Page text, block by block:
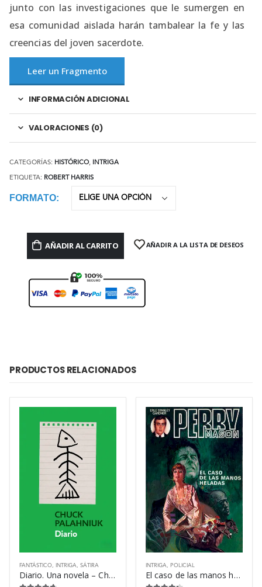
junto con las investigaciones que le sumergen en
esa comunidad aislada harán tambalear la fe y las
creencias del joven sacerdote.
Leer un Fragmento
INFORMACIÓN ADICIONAL
VALORACIONES (0)
CATEGORÍAS: HISTÓRICO, INTRIGA
ETIQUETA: ROBERT HARRIS
FORMATO
AÑADIR AL CARRITO AÑADIR A LA LISTA DE DESEOS
PRODUCTOS RELACIONADOS
FANTÁSTICO INTRIGA SÁTIRA
Diario. Una novela – Chuck Palahniuk
INTRIGA POLICIAL
El caso de las manos heladas – Erle Stanley Gardner